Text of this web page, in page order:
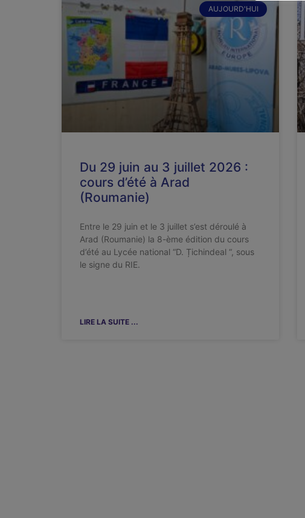
AUJOURD'HUI
Du 29 juin au 3 juillet 2026 :
cours d’été à Arad
(Roumanie)
Entre le 29 juin et le 3 juillet s’est déroulé à
Arad (Roumanie) la 8-ème édition du cours
d’été au Lycée national “D. Țichindeal “, sous
le signe du RIE.
LIRE LA SUITE ...